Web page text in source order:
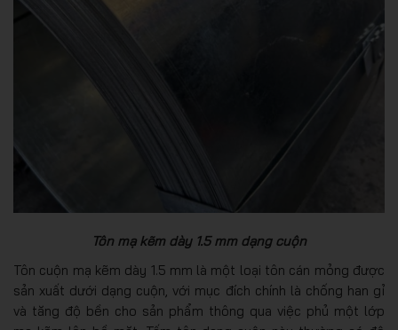
Tôn mạ kẽm dày 1.5 mm dạng cuộn
Tôn cuộn mạ kẽm dày 1.5 mm là một loại tôn cán mỏng được
sản xuất dưới dạng cuộn, với mục đích chính là chống han gỉ
và tăng độ bền cho sản phẩm thông qua việc phủ một lớp